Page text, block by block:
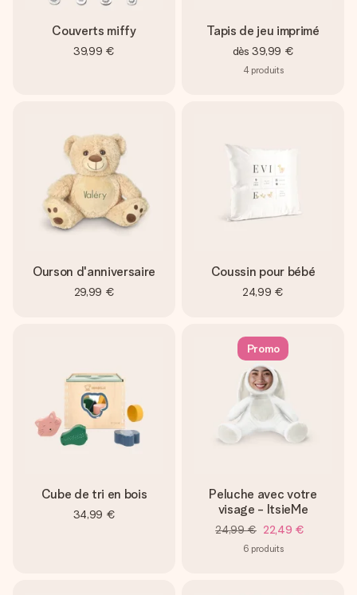
Couverts miffy
39,99 €
Tapis de jeu imprimé
dès 39,99 €
4 produits
Ourson d'anniversaire
29,99 €
Coussin pour bébé
24,99 €
Cube de tri en bois
34,99 €
Promo
Peluche avec votre
visage - ItsieMe
24,99 € 22,49 €
6 produits